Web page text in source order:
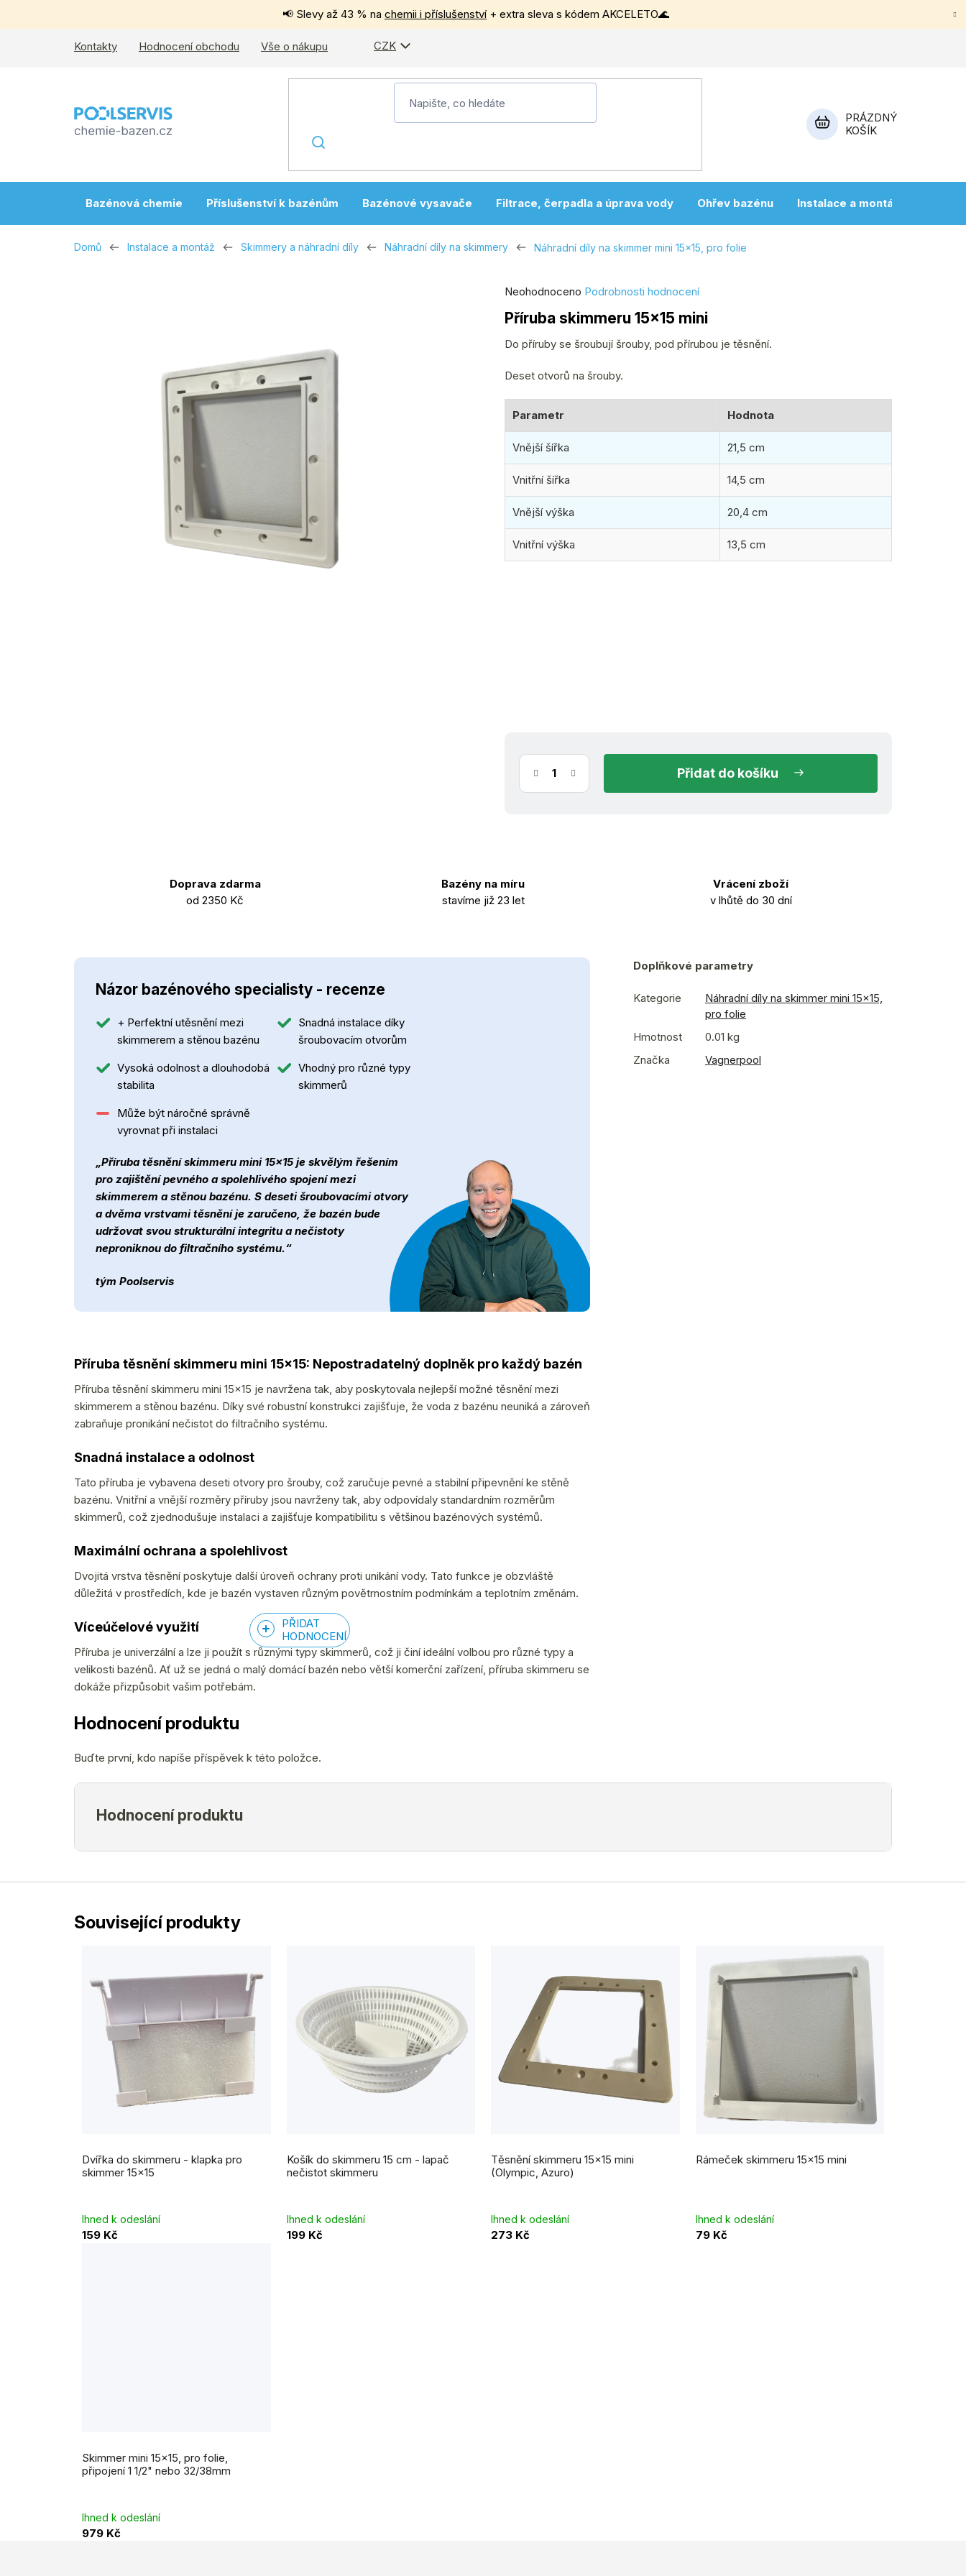
📢 Slevy až 43 % na chemii i příslušenství + extra sleva s kódem AKCELETO🌊
Kontakty Hodnocení obchodu Vše o nákupu CZK
NÁKUPNÍ
PRÁZDNÝ
KOŠÍK
Bazénová chemie Příslušenství k bazénům Bazénové vysavače Filtrace, čerpadla a úprava vody Ohřev bazénu Instalace a montáž
Domů Instalace a montáž Skimmery a náhradní díly Náhradní díly na skimmery Náhradní díly na skimmer mini 15x15, pro folie
Příruba skimmeru 15x15 mini
Průměrné
produktu
je
z
hvězdiček.
Neohodnoceno Podrobnosti hodnocení
Do příruby se šroubují šrouby, pod přírubou je těsnění.
Deset otvorů na šrouby.
Parametr Hodnota
Vnější šířka 21,5 cm
Vnitřní šířka 14,5 cm
Vnější výška 20,4 cm
Vnitřní výška 13,5 cm
do košíku
Doprava zdarma
od 2350 Kč
Bazény na míru
stavíme již 23 let
Vrácení zboží
v lhůtě do 30 dní
Názor bazénového specialisty - recenze
+ Perfektní utěsnění mezi
skimmerem a stěnou bazénu
Snadná instalace díky
šroubovacím otvorům
Vysoká odolnost a dlouhodobá
stabilita
Vhodný pro různé typy
skimmerů
Může být náročné správně
vyrovnat při instalaci
„Příruba těsnění skimmeru mini 15x15 je skvělým řešením
pro zajištění pevného a spolehlivého spojení mezi
skimmerem a stěnou bazénu. S deseti šroubovacími otvory
a dvěma vrstvami těsnění je zaručeno, že bazén bude
udržovat svou strukturální integritu a nečistoty
neproniknou do filtračního systému.“
tým Poolservis
Příruba těsnění skimmeru mini 15x15: Nepostradatelný doplněk pro každý bazén
Příruba těsnění skimmeru mini 15x15 je navržena tak, aby poskytovala nejlepší možné těsnění mezi
skimmerem a stěnou bazénu. Díky své robustní konstrukci zajišťuje, že voda z bazénu neuniká a zároveň
zabraňuje pronikání nečistot do filtračního systému.
Snadná instalace a odolnost
Tato příruba je vybavena deseti otvory pro šrouby, což zaručuje pevné a stabilní připevnění ke stěně
bazénu. Vnitřní a vnější rozměry příruby jsou navrženy tak, aby odpovídaly standardním rozměrům
skimmerů, což zjednodušuje instalaci a zajišťuje kompatibilitu s většinou bazénových systémů.
Maximální ochrana a spolehlivost
Dvojitá vrstva těsnění poskytuje další úroveň ochrany proti unikání vody. Tato funkce je obzvláště
důležitá v prostředích, kde je bazén vystaven různým povětrnostním podmínkám a teplotním změnám.
Víceúčelové využití
Příruba je univerzální a lze ji použít s různými typy skimmerů, což ji činí ideální volbou pro různé typy a
velikosti bazénů. Ať už se jedná o malý domácí bazén nebo větší komerční zařízení, příruba skimmeru se
dokáže přizpůsobit vašim potřebám.
Doplňkové parametry
Kategorie
Náhradní díly na skimmer mini 15x15,
pro folie
Hmotnost
0.01 kg
Značka
Vagnerpool
Hodnocení produktu
Buďte první, kdo napíše příspěvek k této položce.
PŘIDAT
HODNOCENÍ
Související produkty
Dvířka do skimmeru - klapka pro
skimmer 15x15
hodnocení
produktu
je
5,0
Ihned k odeslání
159 Kč
Košík do skimmeru 15 cm - lapač
nečistot skimmeru
Ihned k odeslání
199 Kč
Těsnění skimmeru 15x15 mini
(Olympic, Azuro)
Ihned k odeslání
273 Kč
Rámeček skimmeru 15x15 mini
Ihned k odeslání
79 Kč
Skimmer mini 15x15, pro folie,
připojení 1 1/2" nebo 32/38mm
hodnocení
produktu
je
5,0
Ihned k odeslání
979 Kč